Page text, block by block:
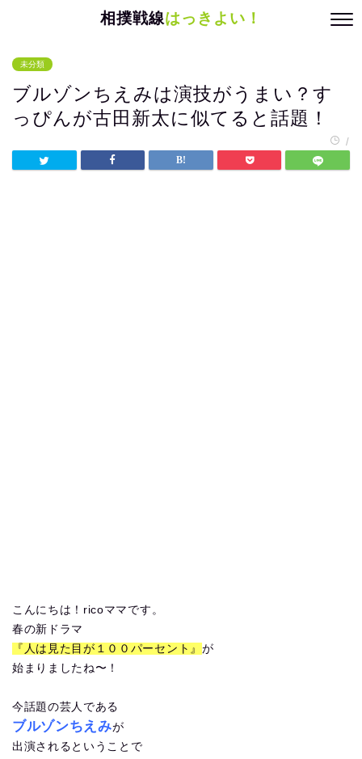
相撲戦線はっきよい！
未分類
ブルゾンちえみは演技がうまい？す
っぴんが古田新太に似てると話題！
/
こんにちは！ricoママです。
春の新ドラマ
『人は見た目が１００パーセント』 が
始まりましたね〜！
今話題の芸人である
ブルゾンちえみが
出演されるということで